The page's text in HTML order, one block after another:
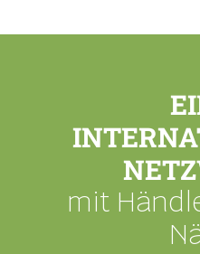
mit